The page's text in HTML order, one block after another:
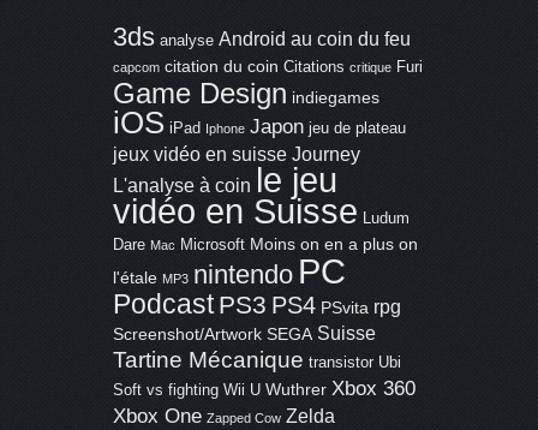
3ds analyse Android au coin du feu
capcom citation du coin Citations critique Furi
Game Design indiegames
iOS iPad Iphone Japon jeu de plateau
jeux vidéo en suisse Journey
L'analyse à coin
le jeu
vidéo en Suisse Ludum
Dare Mac Microsoft Moins on en a plus on
l'étale MP3 nintendo PC
Podcast PS3 PS4 PSvita rpg
Screenshot/Artwork SEGA Suisse
Tartine Mécanique transistor Ubi
Soft vs fighting Wii U Wuthrer Xbox 360
Xbox One Zapped Cow Zelda